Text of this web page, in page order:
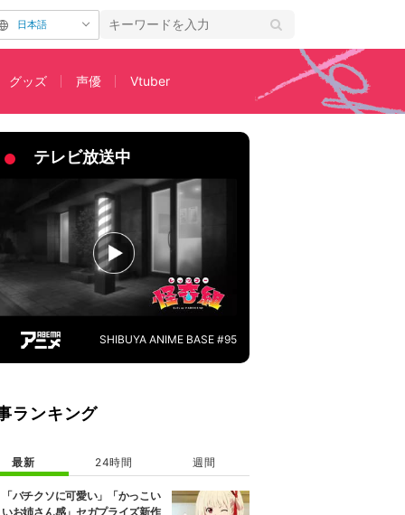
日本語
グッズ 声優 Vtuber
テレビ放送中
SHIBUYA ANIME BASE #95
ランキング
最新 24時間 週間
「バチクソに可愛い」「かっこい
いお姉さん感」セガプライズ新作